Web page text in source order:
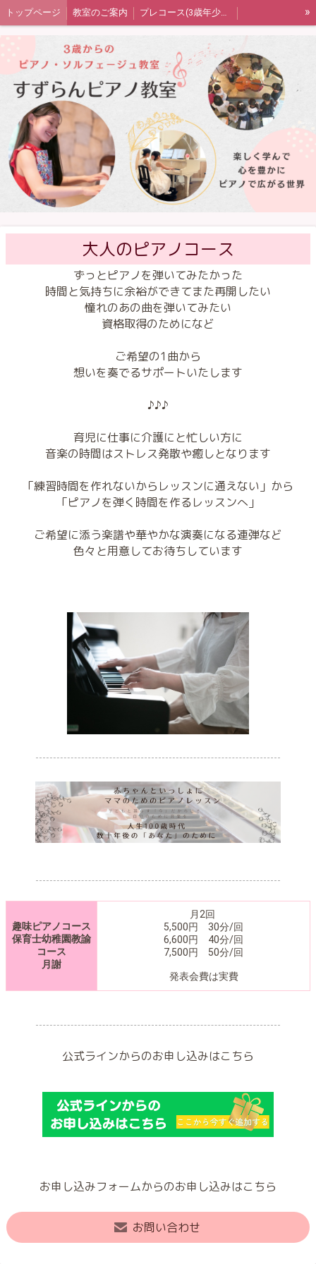
トップページ 教室のご案内 プレコース(3歳年少年中)
大人のピアノコース 発表会・室内楽・ワークショップ 生徒さん保護者の声
教室blog プライバシーポリシー
»
大人のピアノコース
ずっとピアノを弾いてみたかった
時間と気持ちに余裕ができてまた再開したい
憧れのあの曲を弾いてみたい
資格取得のためになど
ご希望の1曲から
想いを奏でるサポートいたします
♪♪♪
育児に仕事に介護にと忙しい方に
音楽の時間はストレス発散や癒しとなります
「練習時間を作れないからレッスンに通えない」から
「ピアノを弾く時間を作るレッスンへ」
ご希望に添う楽譜や華やかな演奏になる連弾など
色々と用意してお待ちしています
趣味ピアノコース
保育士幼稚園教諭
コース
月謝
月2回
5,500円 30分/回
6,600円 40分/回
7,500円 50分/回
発表会費は実費
公式ラインからのお申し込みはこちら
お申し込みフォームからのお申し込みはこちら
お問い合わせ